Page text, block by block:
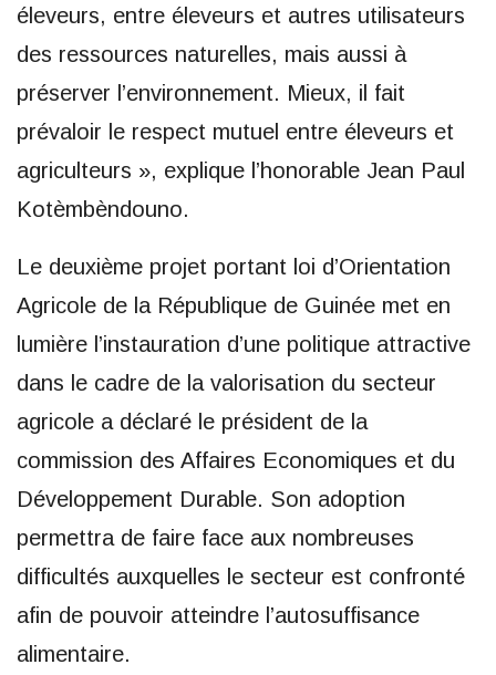
éleveurs, entre éleveurs et autres utilisateurs
des ressources naturelles, mais aussi à
préserver l’environnement. Mieux, il fait
prévaloir le respect mutuel entre éleveurs et
agriculteurs », explique l’honorable Jean Paul
Kotèmbèndouno.
Le deuxième projet portant loi d’Orientation
Agricole de la République de Guinée met en
lumière l’instauration d’une politique attractive
dans le cadre de la valorisation du secteur
agricole a déclaré le président de la
commission des Affaires Economiques et du
Développement Durable. Son adoption
permettra de faire face aux nombreuses
difficultés auxquelles le secteur est confronté
afin de pouvoir atteindre l’autosuffisance
alimentaire.